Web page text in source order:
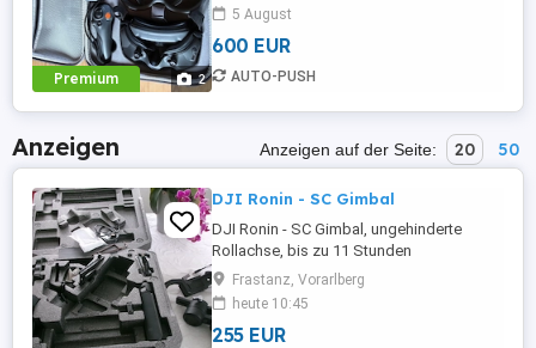
Premium 2
5 August
600 EUR
AUTO-PUSH
Anzeigen Anzeigen auf der Seite: 20 50
DJI Ronin - SC Gimbal
DJI Ronin - SC Gimbal, ungehinderte
Rollachse, bis zu 11 Stunden
Akkulaufzeit, Einhandgimbal, NEU, mit -
Sony, Panasonic, Lumix, Nikon und Canan,
...... kompatibel
Frastanz, Vorarlberg
heute 10:45
255 EUR